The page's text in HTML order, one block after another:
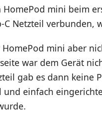
HomePod mini beim
C Netzteil verbunden,
mini aber
war dem Gerät
gab es dann keine
und einfach